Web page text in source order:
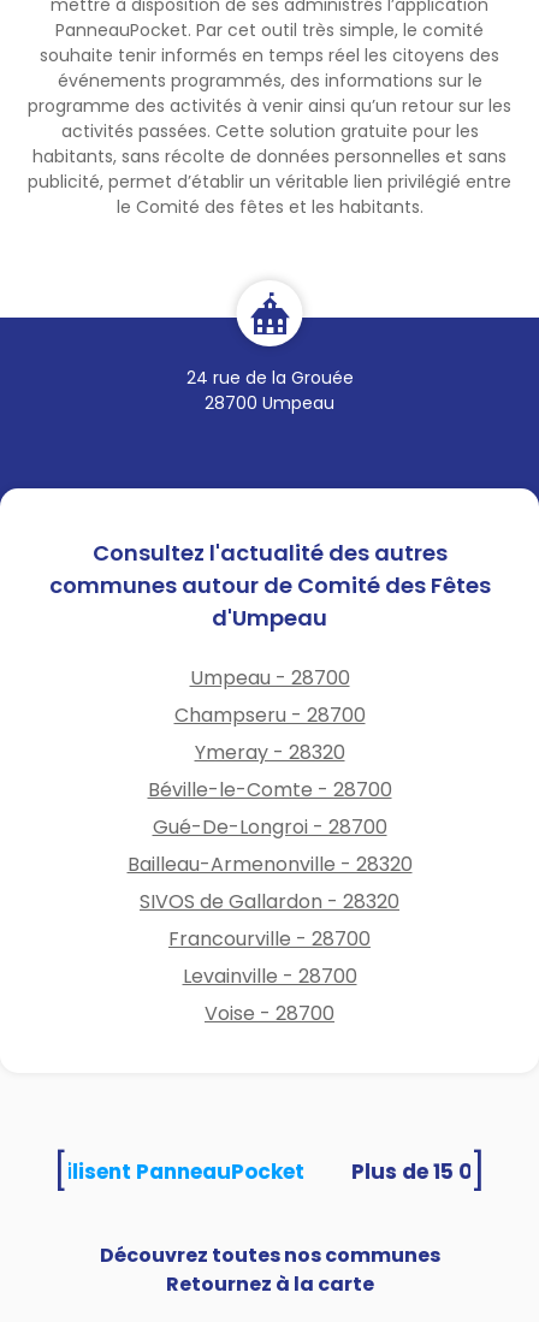
PanneauPocket. Par cet outil très simple, le comité
souhaite tenir informés en temps réel les citoyens des
événements programmés, des informations sur le
programme des activités à venir ainsi qu’un retour sur les
activités passées. Cette solution gratuite pour les
habitants, sans récolte de données personnelles et sans
publicité, permet d’établir un véritable lien privilégié entre
le Comité des fêtes et les habitants.
24 rue de la Grouée
28700 Umpeau
Consultez l'actualité des autres
communes autour de Comité des Fêtes
d'Umpeau
Umpeau - 28700
Champseru - 28700
Ymeray - 28320
Béville-le-Comte - 28700
Gué-De-Longroi - 28700
Bailleau-Armenonville - 28320
SIVOS de Gallardon - 28320
Francourville - 28700
Levainville - 28700
Voise - 28700
utilisent PanneauPocket
Découvrez toutes nos communes
Retournez à la carte